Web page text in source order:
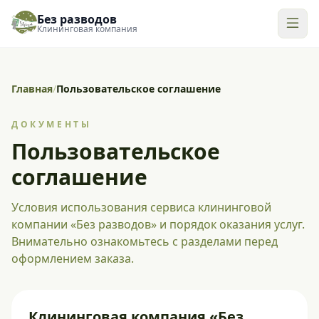
Без разводов
Клининговая компания
Главная/Пользовательское соглашение
ДОКУМЕНТЫ
Пользовательское
соглашение
Условия использования сервиса клининговой
компании «Без разводов» и порядок оказания услуг.
Внимательно ознакомьтесь с разделами перед
оформлением заказа.